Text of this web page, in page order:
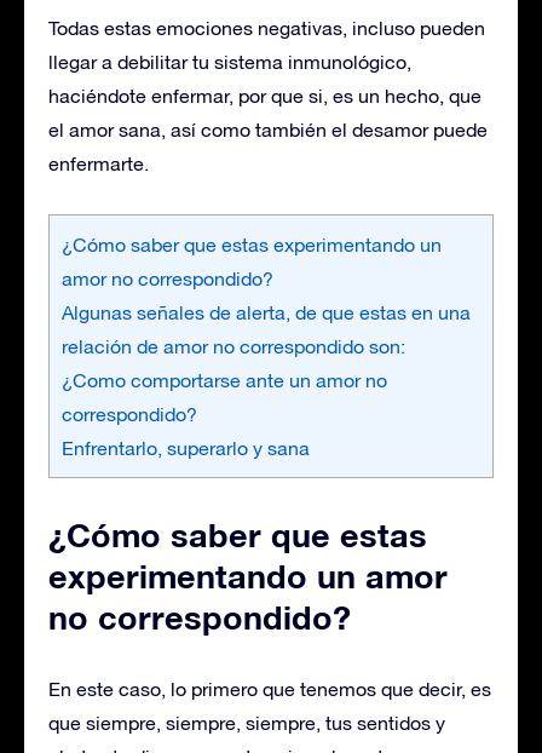
Todas estas emociones negativas, incluso pueden
llegar a debilitar tu sistema inmunológico,
haciéndote enfermar, por que si, es un hecho, que
el amor sana, así como también el desamor puede
enfermarte.
¿Cómo saber que estas experimentando un
amor no correspondido?
Algunas señales de alerta, de que estas en una
relación de amor no correspondido son:
¿Como comportarse ante un amor no
correspondido?
Enfrentarlo, superarlo y sana
¿Cómo saber que estas
experimentando un amor
no correspondido?
En este caso, lo primero que tenemos que decir, es
que siempre, siempre, siempre, tus sentidos y